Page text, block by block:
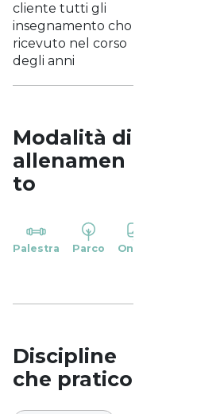
cliente tutti gli
insegnamento cho
ricevuto nel corso
degli anni
Modalità di
allenamen
to
Palestra Parco Online
Discipline
che pratico